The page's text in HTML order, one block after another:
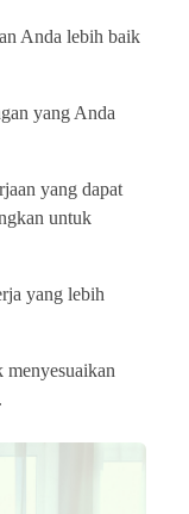
Anda lebih baik
yang Anda
yang dapat
untuk
yang lebih
menyesuaikan